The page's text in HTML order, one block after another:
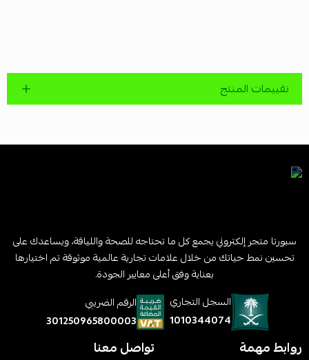
تقييمات المنتج
سبورتا متجر إلكتروني يجمع كل ما تحتاجه للصحة واللياقة، ويساعدك على
تحسين نمط حياتك من خلال علامات تجارية عالمية موثوقة تم اختيارها
بعناية وفق أعلى معايير الجودة.
السجل التجاري
1010344074
الرقم الضريبي
301250965800003
روابط مهمة تواصل معنا